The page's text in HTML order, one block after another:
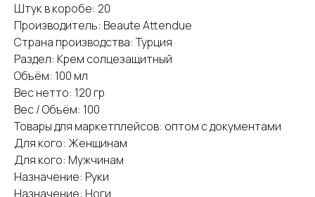
Штук в коробе: 20
Производитель: Beaute Attendue
Страна производства: Турция
Раздел: Крем солцезащитный
Объём: 100 мл
Вес нетто: 120 гр
Вес / Объём: 100
Товары для маркетплейсов: оптом с документами
Для кого: Женщинам
Для кого: Мужчинам
Назначение: Руки
Назначение: Ноги